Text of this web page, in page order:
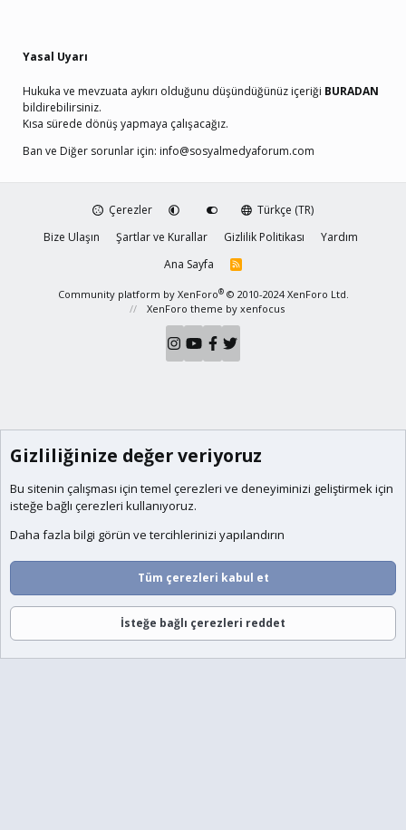
Yasal Uyarı
Hukuka ve mevzuata aykırı olduğunu düşündüğünüz içeriği BURADAN
bildirebilirsiniz.
Kısa sürede dönüş yapmaya çalışacağız.
Ban ve Diğer sorunlar için: info@sosyalmedyaforum.com
Çerezler
Türkçe (TR)
Bize Ulaşın
Şartlar ve Kurallar Gizlilik Politikası
Yardım
Ana Sayfa
R
S
Community platform by XenForo® © 2010-2024 XenForo Ltd.
XenForo theme by xenfocus
Gizliliğinize değer veriyoruz
Bu sitenin çalışması için temel çerezleri ve deneyiminizi geliştirmek için
isteğe bağlı çerezleri kullanıyoruz.
Daha fazla bilgi görün ve tercihlerinizi yapılandırın
Tüm çerezleri kabul et
İsteğe bağlı çerezleri reddet